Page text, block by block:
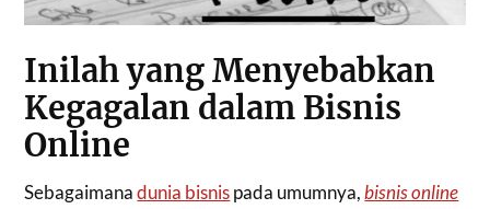
Inilah yang Menyebabkan
Kegagalan dalam Bisnis
Online
Sebagaimanadunia bisnispada umumnya,bisnis online